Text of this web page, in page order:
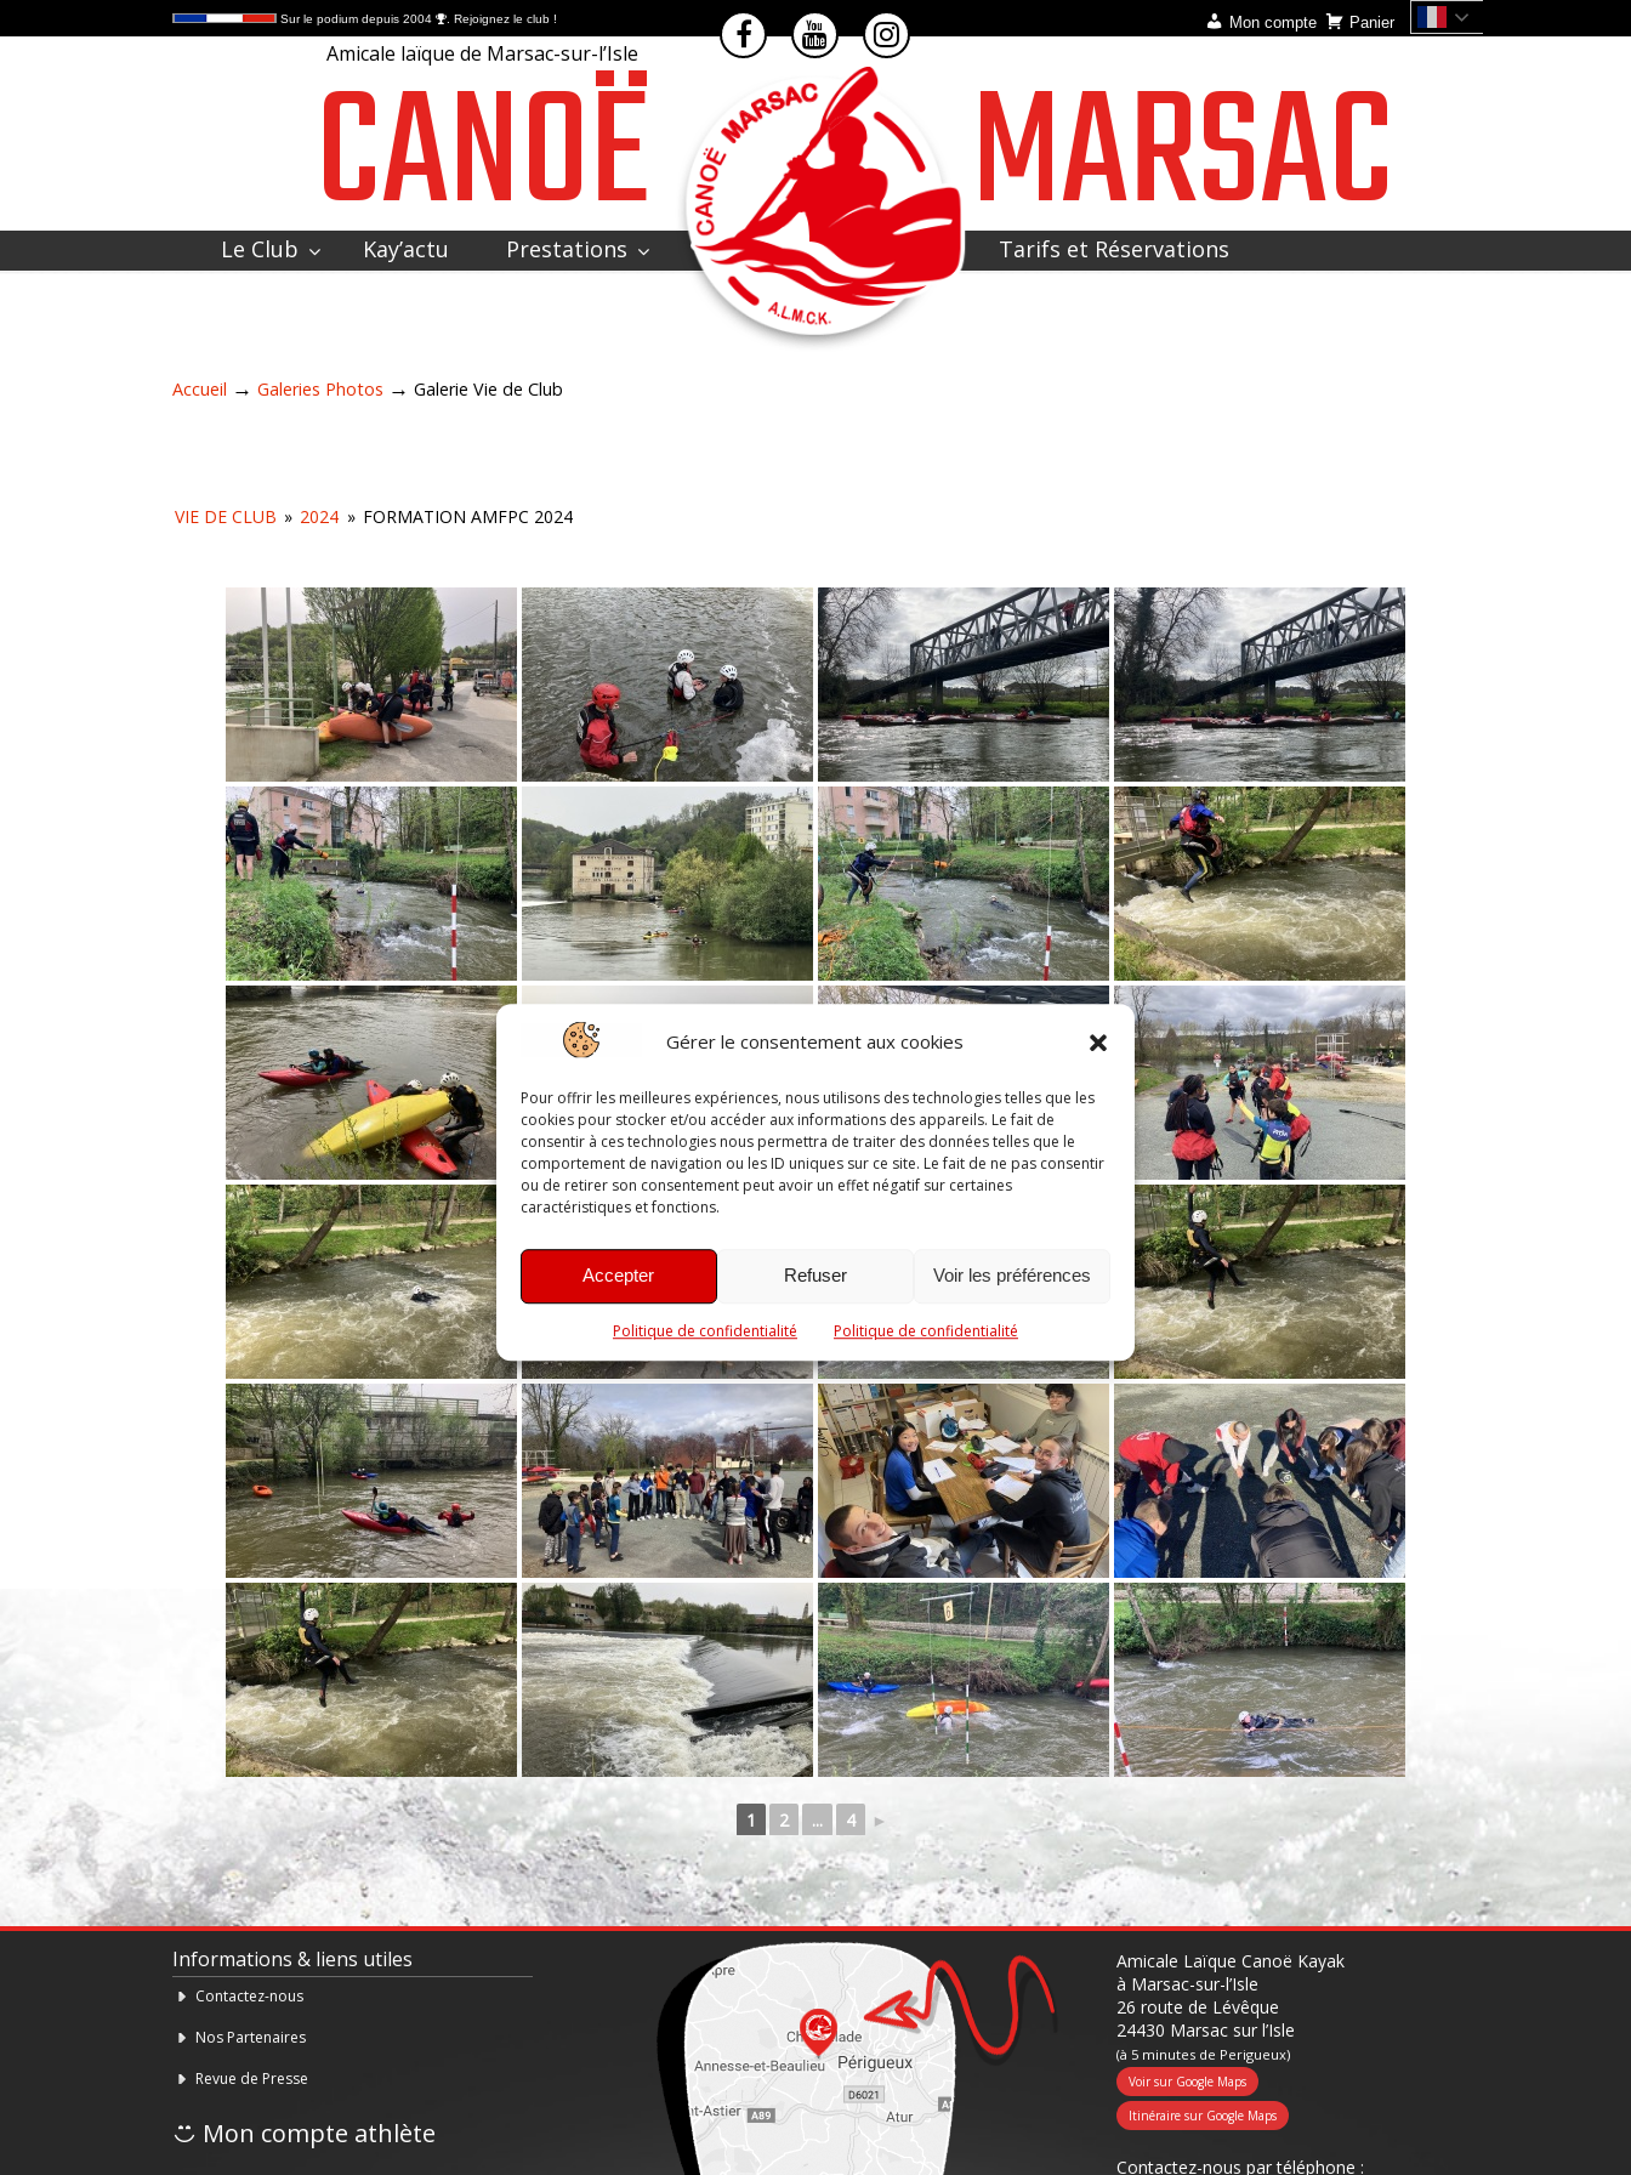
Gérer le consentement aux cookies
Pour offrir les meilleures expériences, nous utilisons des technologies telles que les
cookies pour stocker et/ou accéder aux informations des appareils. Le fait de
consentir à ces technologies nous permettra de traiter des données telles que le
comportement de navigation ou les ID uniques sur ce site. Le fait de ne pas consentir
ou de retirer son consentement peut avoir un effet négatif sur certaines
caractéristiques et fonctions.
Accepter Refuser Voir les préférences
Politique de confidentialité Politique de confidentialité
Sur le podium depuis 2004 . Rejoignez le club ! Mon compte Panier
Amicale laïque de Marsac-sur-l’Isle
CANOË MARSAC
Le Club Kay’actu Prestations
Tarifs et Réservations
Accueil → Galeries Photos → Galerie Vie de Club
VIE DE CLUB » 2024 » FORMATION AMFPC 2024
1 2 ... 4 ►
Informations & liens utiles
Contactez-nous
Nos Partenaires
Revue de Presse
Mon compte athlète
Amicale Laïque Canoë Kayak
à Marsac-sur-l’Isle
26 route de Lévêque
24430 Marsac sur l’Isle
(à 5 minutes de Perigueux)
Voir sur Google Maps
Itinéraire sur Google Maps
Contactez-nous par téléphone :